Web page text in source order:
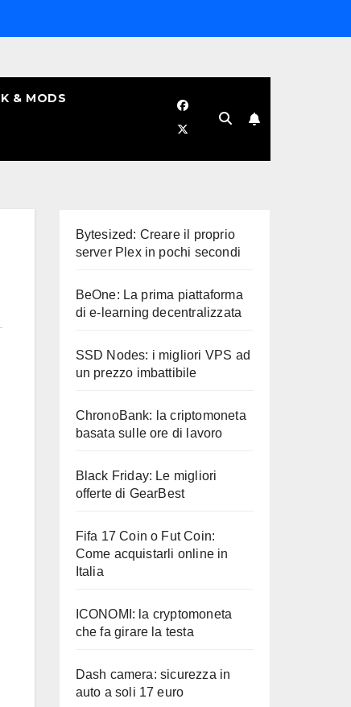
& MODS
Bytesized: Creare il proprio
server Plex in pochi secondi
BeOne: La prima piattaforma
di e-learning decentralizzata
SSD Nodes: i migliori VPS ad
un prezzo imbattibile
ChronoBank: la criptomoneta
basata sulle ore di lavoro
Black Friday: Le migliori
offerte di GearBest
Fifa 17 Coin o Fut Coin:
Come acquistarli online in
Italia
ICONOMI: la cryptomoneta
che fa girare la testa
Dash camera: sicurezza in
auto a soli 17 euro